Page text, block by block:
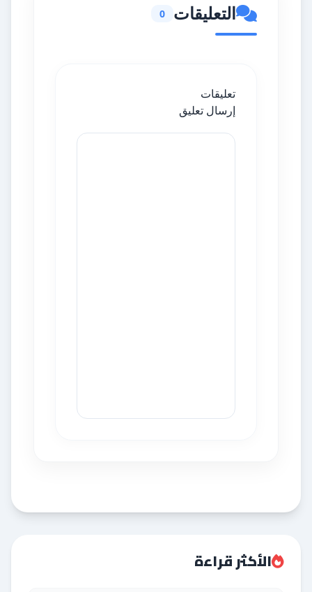
التعليقات 0
تعليقات
إرسال تعليق
الأكثر قراءة